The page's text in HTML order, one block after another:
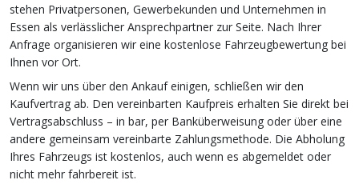
stehen Privatpersonen, Gewerbekunden und Unternehmen in
Essen als verlässlicher Ansprechpartner zur Seite. Nach Ihrer
Anfrage organisieren wir eine kostenlose Fahrzeugbewertung bei
Ihnen vor Ort.
Wenn wir uns über den Ankauf einigen, schließen wir den
Kaufvertrag ab. Den vereinbarten Kaufpreis erhalten Sie direkt bei
Vertragsabschluss – in bar, per Banküberweisung oder über eine
andere gemeinsam vereinbarte Zahlungsmethode. Die Abholung
Ihres Fahrzeugs ist kostenlos, auch wenn es abgemeldet oder
nicht mehr fahrbereit ist.